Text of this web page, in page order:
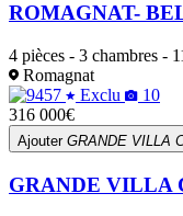
ROMAGNAT-
4 pièces - 3 chambres -
Romagnat
Exclu
10
316 000€
Ajouter GRANDE VILLA
GRANDE VILLA